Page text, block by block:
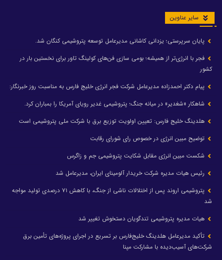
سایر عناوین
پایان سرپرستی؛ یزدانی کاشانی مدیرعامل توسعه پتروشیمی کنگان شد.
فجر با انرژی‌تر از همیشه؛ بومی سازی فن‌های کولینگ تاور برای نخستین بار در
کشور
پیام دکتر احمدزاده مدیرعامل شرکت فجر انرژی خلیج فارس به مناسبت روز خبرنگار:
شاهکار «شغدیر» در میانه جنگ؛ پتروشیمی غدیر رویای آمریکا را بمباران کرد.
هلدینگ خلیج فارس: تعیین اولویت توزیع برق با شرکت ملی پتروشیمی است
توضیح مبین انرژی در خصوص رای شورای رقابت
شکست مبین انرژی مقابل شکایت پتروشیمی جم و زاگرس
رئیس هیات مدیره شرکت خریدار آلومینای ایران، مدیرعامل شد
پتروشیمی اروند پس از اختلالات ناشی از جنگ، با کاهش ۷۱ درصدی تولید مواجه
شد
هیات مدیره پتروشیمی تندگویان دستخوش تغییر شد
تأکید مدیرعامل هلدینگ خلیج‌فارس بر تسریع در اجرای پروژه‌های تأمین برق
شرکت‌های آسیب‌دیده با مشارکت مپنا